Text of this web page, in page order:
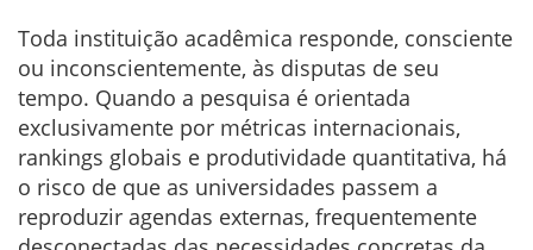
Toda instituição acadêmica responde, consciente
ou inconscientemente, às disputas de seu
tempo. Quando a pesquisa é orientada
exclusivamente por métricas internacionais,
rankings globais e produtividade quantitativa, há
o risco de que as universidades passem a
reproduzir agendas externas, frequentemente